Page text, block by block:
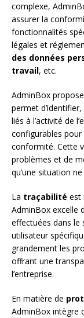
complexe,
assurer la
fonctionnalités
légales et
des données
travail, etc.
AdminBox
permet
liés à l’activité de
configurables
conformité. Cette
problèmes et de
qu’une situation
La traçabilité est
AdminBox excelle
effectuées dans le
utilisateur
grandement les
offrant une
l’entreprise.
En matière de
AdminBox intègre